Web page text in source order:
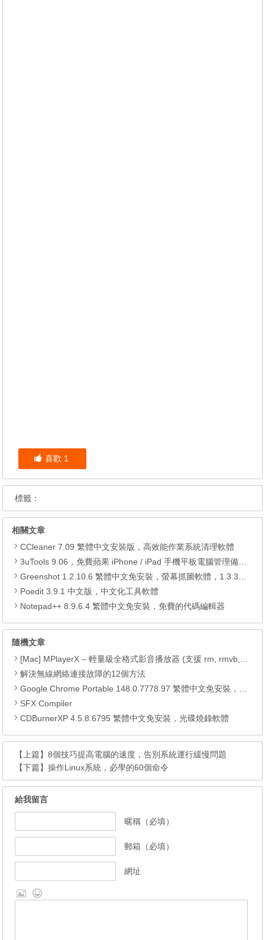
喜歡 1
標籤：
相關文章
CCleaner 7.09 繁體中文安裝版，高效能作業系統清理軟體
3uTools 9.06，免費蘋果 iPhone / iPad 手機平板電腦管理備份還原軟體
Greenshot 1.2.10.6 繁體中文免安裝，螢幕抓圖軟體，1.3.315 安裝版
Poedit 3.9.1 中文版，中文化工具軟體
Notepad++ 8.9.6.4 繁體中文免安裝，免費的代碼編輯器
隨機文章
[Mac] MPlayerX – 輕量級全格式影音播放器 (支援 rm, rmvb, mp4, wmv…）
解決無線網絡連接故障的12個方法
Google Chrome Portable 148.0.7778.97 繁體中文免安裝，Google瀏覽器
SFX Compiler
CDBurnerXP 4.5.8.6795 繁體中文免安裝，光碟燒錄軟體
【上篇】8個技巧提高電腦的速度，告別系統運行緩慢問題
【下篇】操作Linux系統，必學的60個命令
給我留言
暱稱（必填）
郵箱（必填）
網址